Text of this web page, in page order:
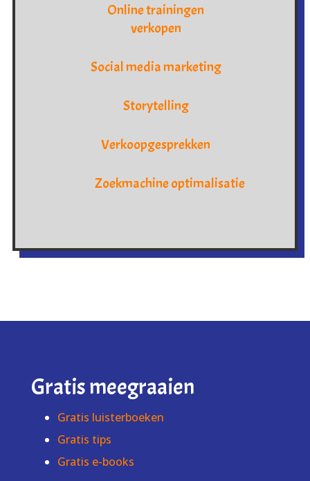
Online trainingen
verkopen
Social media marketing
Storytelling
Verkoopgesprekken
Zoekmachine optimalisatie
Gratis meegraaien
Gratis luisterboeken
Gratis tips
Gratis e-books